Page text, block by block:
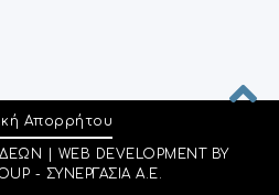
Απορρήτου
| WEB DEVELOPMENT BY
- ΣΥΝΕΡΓΑΣΙΑ Α.Ε.